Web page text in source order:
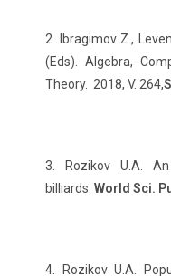
2. Ibragimov Z.,
(Eds). Algebra,
Theory. 2018, V. 264,
3. Rozikov U.A.
billiards. World Sci.
4. Rozikov U.A.